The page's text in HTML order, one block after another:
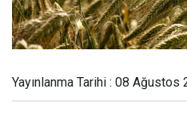
Yayınlanma Tarihi : 08 Ağustos